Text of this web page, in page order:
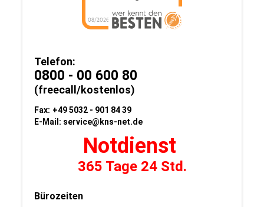
Telefon:
0800 - 00 600 80
(freecall/kostenlos)
Fax: +49 5032 - 901 84 39
E-Mail: service@kns-net.de
Notdienst
365 Tage 24 Std.
Bürozeiten